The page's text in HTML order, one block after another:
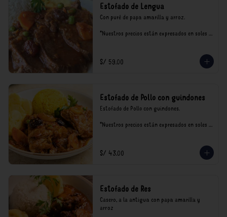
Estofado de Lengua
Con puré de papa amarilla y arroz.
*Nuestros precios están expresados en soles e
S/ 59.00
Estofado de Pollo con guindones
Estofado de Pollo con guindones.
*Nuestros precios están expresados en soles e
S/ 43.00
Estofado de Res
Casero, a la antigua con papa amarilla y
arroz